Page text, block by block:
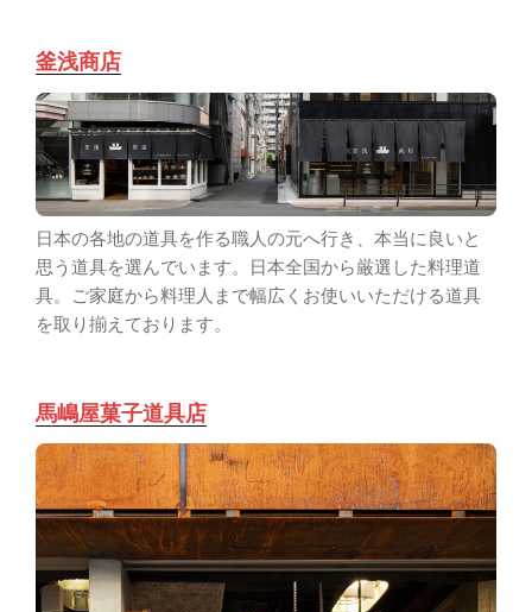
釜浅商店
日本の各地の道具を作る職人の元へ行き、本当に良いと
思う道具を選んでいます。日本全国から厳選した料理道
具。ご家庭から料理人まで幅広くお使いいただける道具
を取り揃えております。
馬嶋屋菓子道具店